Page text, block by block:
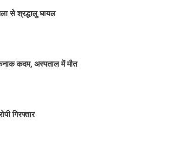
से श्रद्धालु घायल
कदम, अस्पताल में मौत
गिरफ्तार